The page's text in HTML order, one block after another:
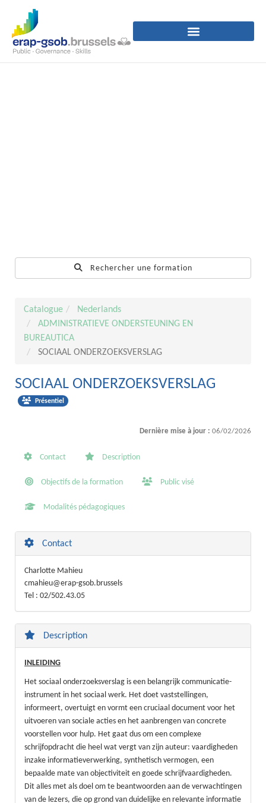
Rechercher une formation
Catalogue
Nederlands
ADMINISTRATIEVE ONDERSTEUNING EN
BUREAUTICA
SOCIAAL ONDERZOEKSVERSLAG
SOCIAAL ONDERZOEKSVERSLAG
Présentiel
Dernière mise à jour : 06/02/2026
Contact Description
Objectifs de la formation Public visé
Modalités pédagogiques
Contact
Charlotte Mahieu
cmahieu@erap-gsob.brussels
Tel : 02/502.43.05
Description
INLEIDING
Het sociaal onderzoeksverslag is een belangrijk communicatie-
instrument in het sociaal werk. Het doet vaststellingen,
informeert, overtuigt en vormt een cruciaal document voor het
uitvoeren van sociale acties en het aanbrengen van concrete
voorstellen voor hulp. Het gaat dus om een complexe
schrijfopdracht die heel wat vergt van zijn auteur: vaardigheden
inzake informatieverwerking, synthetisch vermogen, een
bepaalde mate van objectiviteit en goede schrijfvaardigheden.
Dit alles met als doel om te beantwoorden aan de verwachtingen
van de lezers, die op grond van duidelijke en relevante informatie